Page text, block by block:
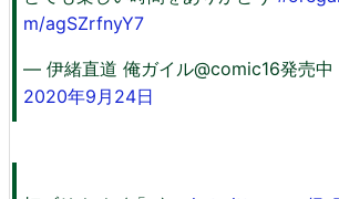
m/agSZrfnyY7
— 伊緒直道 俺ガイル@comic16発売
2020年9月24日